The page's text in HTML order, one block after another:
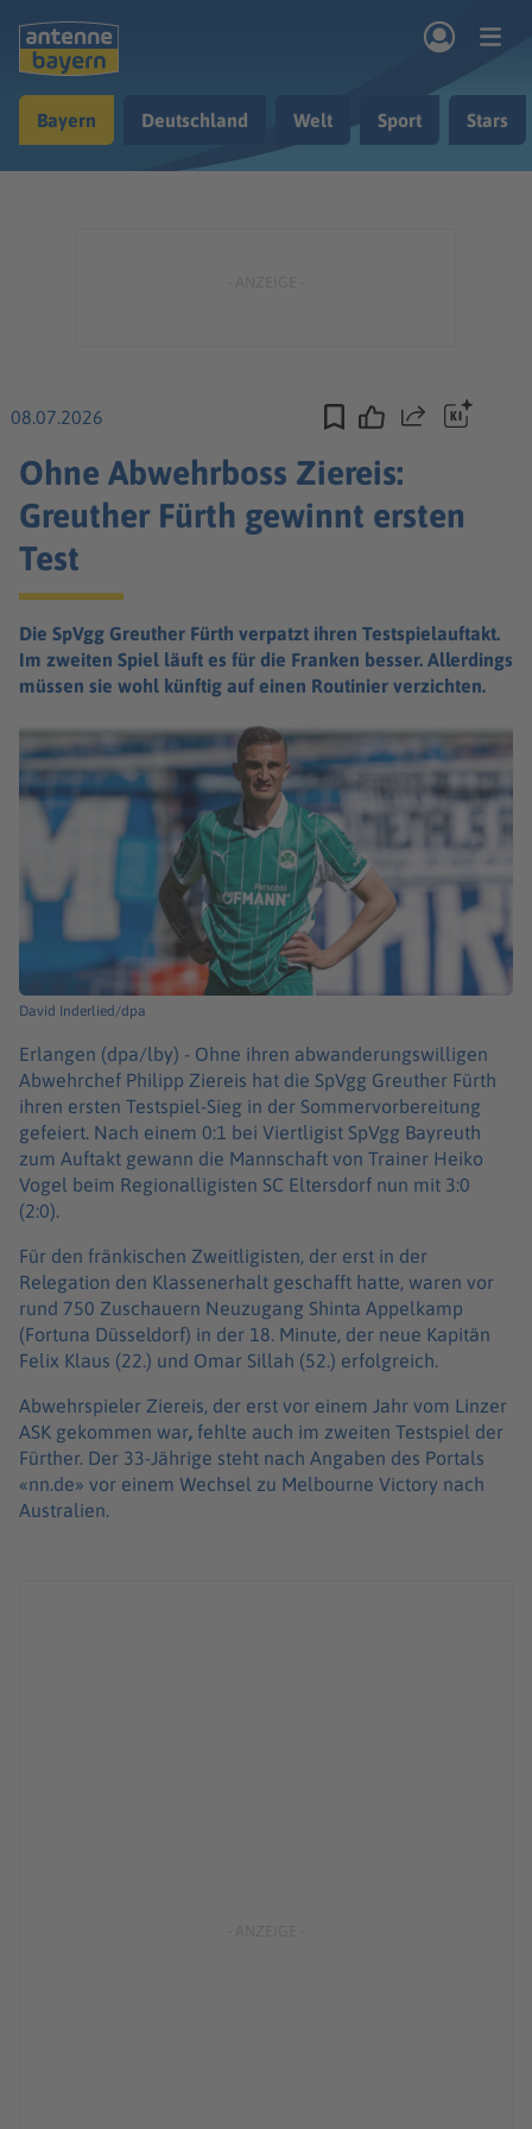
Musik & Radio
Bayern Deutschland Welt Sport Stars
08.07.2026 Teilen
Ohne Abwehrboss Ziereis:
Greuther Fürth gewinnt ersten
Test
Die SpVgg Greuther Fürth verpatzt ihren Testspielauftakt.
Im zweiten Spiel läuft es für die Franken besser. Allerdings
müssen sie wohl künftig auf einen Routinier verzichten.
David Inderlied/dpa
Erlangen (dpa/lby) - Ohne ihren abwanderungswilligen
Abwehrchef Philipp Ziereis hat die SpVgg Greuther Fürth
ihren ersten Testspiel-Sieg in der Sommervorbereitung
gefeiert. Nach einem 0:1 bei Viertligist SpVgg Bayreuth
zum Auftakt gewann die Mannschaft von Trainer Heiko
Vogel beim Regionalligisten SC Eltersdorf nun mit 3:0
(2:0).
Für den fränkischen Zweitligisten, der erst in der
Relegation den Klassenerhalt geschafft hatte, waren vor
rund 750 Zuschauern Neuzugang Shinta Appelkamp
(Fortuna Düsseldorf) in der 18. Minute, der neue Kapitän
Felix Klaus (22.) und Omar Sillah (52.) erfolgreich.
Abwehrspieler Ziereis, der erst vor einem Jahr vom Linzer
ASK gekommen war, fehlte auch im zweiten Testspiel der
Fürther. Der 33-Jährige steht nach Angaben des Portals
«nn.de» vor einem Wechsel zu Melbourne Victory nach
Australien.